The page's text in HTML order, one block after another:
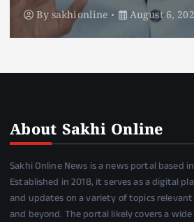
By sakhionline August 6,
About Sakhi Online
Sakhi Online News is a news portal based
Established in 2018, it serves as a digital
and updates on a variety of topics
and beyond. The portal likely covers a